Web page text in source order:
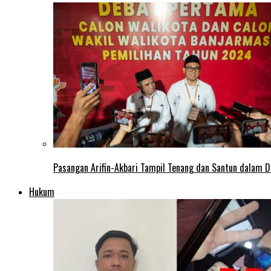
Pasangan Arifin-Akbari Tampil Tenang dan Santun dalam
Hukum